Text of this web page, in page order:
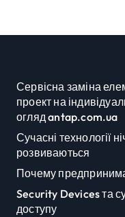
Сервісна заміна
проект на
огляд antap.com.ua
Сучасні технології
розвиваються
Почему
Security Devices та
доступу